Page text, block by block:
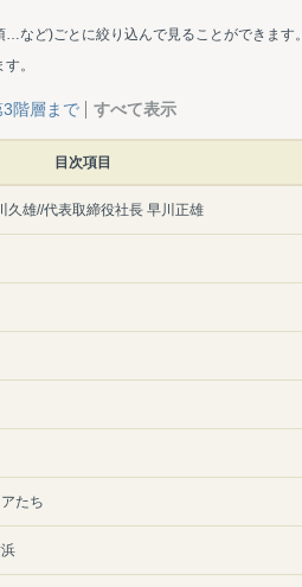
など)ごとに絞り込んで見ることができます。
。
3階層まで すべて表示
目次項目
久雄//代表取締役社長 早川正雄
たち